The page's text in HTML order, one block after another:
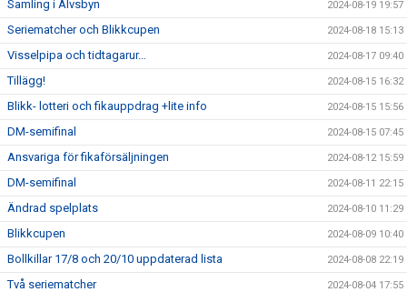
Samling i Älvsbyn 2024-08-19 19:57
Seriematcher och Blikkcupen 2024-08-18 15:13
Visselpipa och tidtagarur… 2024-08-17 09:40
Tillägg! 2024-08-15 16:32
Blikk- lotteri och fikauppdrag +lite info 2024-08-15 15:56
DM-semifinal 2024-08-15 07:45
Ansvariga för fikaförsäljningen 2024-08-12 15:59
DM-semifinal 2024-08-11 22:15
Ändrad spelplats 2024-08-10 11:29
Blikkcupen 2024-08-09 10:40
Bollkillar 17/8 och 20/10 uppdaterad lista 2024-08-08 22:19
Två seriematcher 2024-08-04 17:55